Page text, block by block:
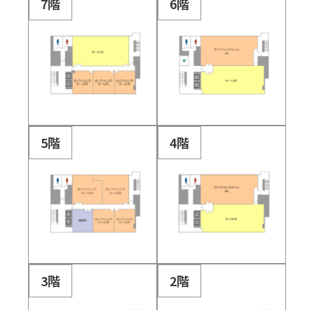
7階 6階
5階 4階
3階 2階